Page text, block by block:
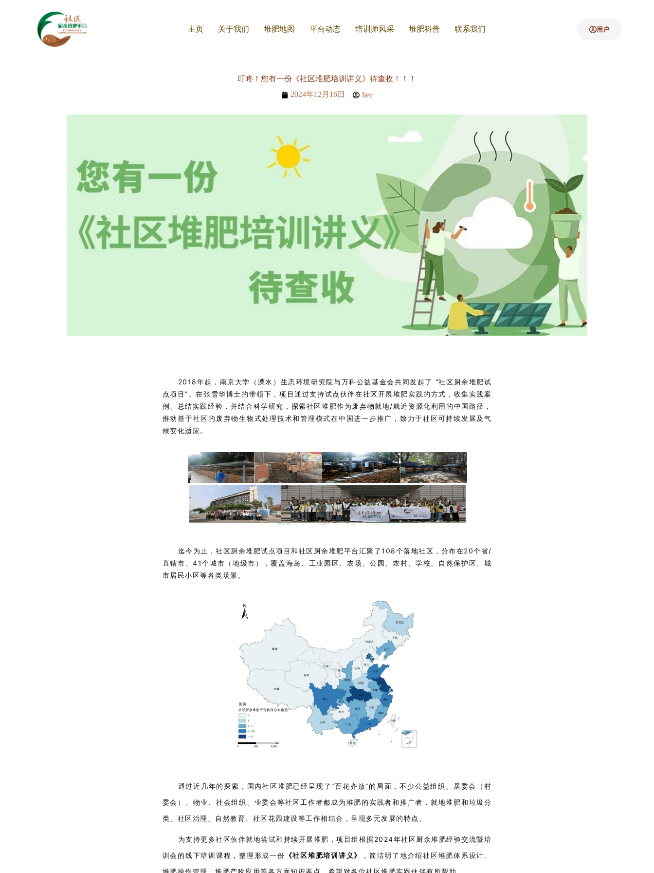
主页 关于我们 堆肥地图 平台动态 培训师风采 堆肥科普 联系我们 用户
叮咚！您有一份《社区堆肥培训讲义》待查收！！！
2024年12月16日
liee
2018年起，南京大学（溧水）生态环境研究院与万科公益基金会共同发起了 “社区厨余堆肥试
点项目”。在张雪华博士的带领下，项目通过支持试点伙伴在社区开展堆肥实践的方式，收集实践案
例、总结实践经验，并结合科学研究，探索社区堆肥作为废弃物就地/就近资源化利用的中国路径，
推动基于社区的废弃物生物式处理技术和管理模式在中国进一步推广，致力于社区可持续发展及气
候变化适应。
迄今为止，社区厨余堆肥试点项目和社区厨余堆肥平台汇聚了108个落地社区，分布在20个省/
直辖市、41个城市（地级市），覆盖海岛、工业园区、农场、公园、农村、学校、自然保护区、城
市居民小区等各类场景。
通过近几年的探索，国内社区堆肥已经呈现了“百花齐放”的局面，不少公益组织、居委会（村
委会）、物业、社会组织、业委会等社区工作者都成为堆肥的实践者和推广者，就地堆肥和垃圾分
类、社区治理、自然教育、社区花园建设等工作相结合，呈现多元发展的特点。
为支持更多社区伙伴就地尝试和持续开展堆肥，项目组根据2024年社区厨余堆肥经验交流暨培
训会的线下培训课程，整理形成一份 《社区堆肥培训讲义》
，简洁明了地介绍社区堆肥体系设计、
堆肥操作管理、堆肥产物应用等各方面知识要点，希望对各位社区堆肥实践伙伴有所帮助。